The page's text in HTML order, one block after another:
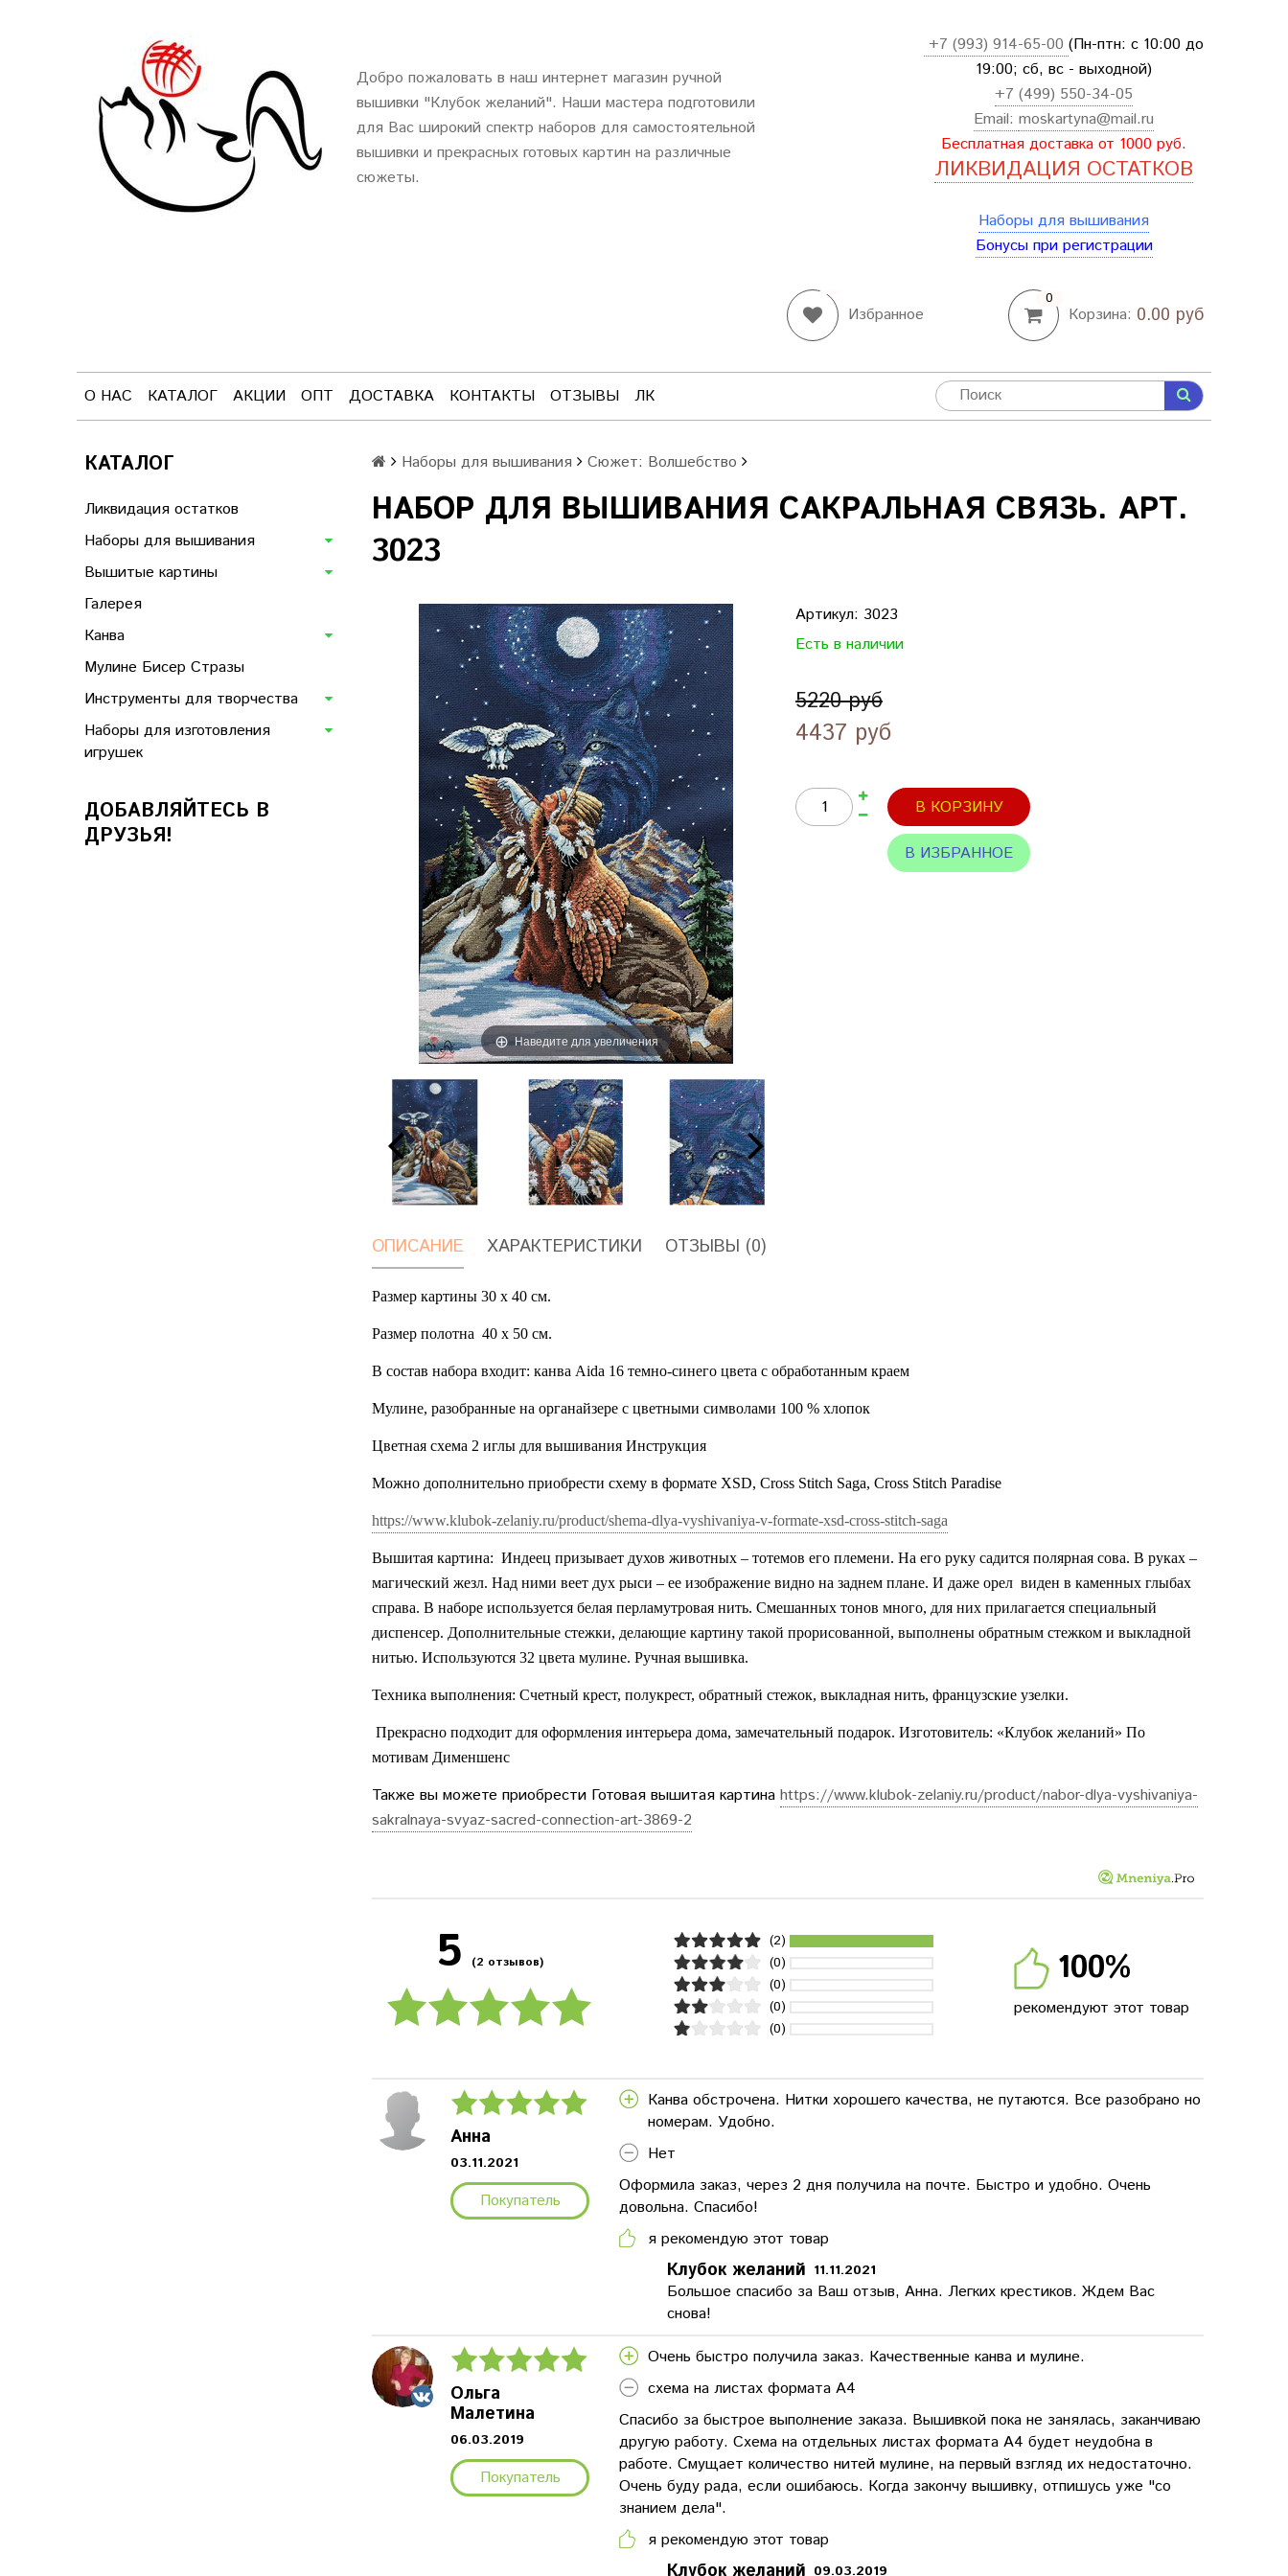
Добро пожаловать в наш интернет магазин ручной
вышивки "Клубок желаний". Наши мастера подготовили
для Вас широкий спектр наборов для самостоятельной
вышивки и прекрасных готовых картин на различные
сюжеты.
+7 (993) 914-65-00 (Пн-птн: с 10:00 до
19:00; сб, вс - выходной)
+7 (499) 550-34-05
Email: moskartyna@mail.ru
Бесплатная доставка от 1000 руб.
ЛИКВИДАЦИЯ ОСТАТКОВ
Наборы для вышивания
Бонусы при регистрации
Избранное
0
Корзина: 0.00 руб
О НАС КАТАЛОГ АКЦИИ ОПТ ДОСТАВКА КОНТАКТЫ ОТЗЫВЫ ЛК
КАТАЛОГ
Ликвидация остатков
Наборы для вышивания
Вышитые картины
Галерея
Канва
Мулине Бисер Стразы
Инструменты для творчества
Наборы для изготовления
игрушек
ДОБАВЛЯЙТЕСЬ В
ДРУЗЬЯ!
Наборы для вышивания Сюжет: Волшебство
НАБОР ДЛЯ ВЫШИВАНИЯ САКРАЛЬНАЯ СВЯЗЬ. АРТ.
3023
Наведите для увеличения
Артикул: 3023
Есть в наличии
5220 руб
4437 руб
В КОРЗИНУ
В ИЗБРАННОЕ
ОПИСАНИЕ ХАРАКТЕРИСТИКИ ОТЗЫВЫ (0)
Размер картины 30 х 40 см.
Размер полотна 40 х 50 см.
В состав набора входит: канва Aida 16 темно-синего цвета с обработанным краем
Мулине, разобранные на органайзере с цветными символами 100 % хлопок
Цветная схема 2 иглы для вышивания Инструкция
Можно дополнительно приобрести схему в формате XSD, Cross Stitch Saga, Cross Stitch Paradise
https://www.klubok-zelaniy.ru/product/shema-dlya-vyshivaniya-v-formate-xsd-cross-stitch-saga
Вышитая картина: Индеец призывает духов животных – тотемов его племени. На его руку садится полярная сова. В руках –
магический жезл. Над ними веет дух рыси – ее изображение видно на заднем плане. И даже орел виден в каменных глыбах
справа. В наборе используется белая перламутровая нить. Смешанных тонов много, для них прилагается специальный
диспенсер. Дополнительные стежки, делающие картину такой прорисованной, выполнены обратным стежком и выкладной
нитью. Используются 32 цвета мулине. Ручная вышивка.
Техника выполнения: Счетный крест, полукрест, обратный стежок, выкладная нить, французские узелки.
Прекрасно подходит для оформления интерьера дома, замечательный подарок. Изготовитель: «Клубок желаний» По
мотивам Дименшенс
Также вы можете приобрести Готовая вышитая картина https://www.klubok-zelaniy.ru/product/nabor-dlya-vyshivaniya-
sakralnaya-svyaz-sacred-connection-art-3869-2
5 (2 отзывов)
(2)
(0)
(0)
(0)
(0)
100%
рекомендуют этот товар
Анна
03.11.2021
Покупатель
Канва обстрочена. Нитки хорошего качества, не путаются. Все разобрано но
номерам. Удобно.
Нет
Оформила заказ, через 2 дня получила на почте. Быстро и удобно. Очень
довольна. Спасибо!
я рекомендую этот товар
Клубок желаний 11.11.2021
Большое спасибо за Ваш отзыв, Анна. Легких крестиков. Ждем Вас
снова!
Ольга
Малетина
06.03.2019
Покупатель
Очень быстро получила заказ. Качественные канва и мулине.
схема на листах формата А4
Спасибо за быстрое выполнение заказа. Вышивкой пока не занялась, заканчиваю
другую работу. Схема на отдельных листах формата А4 будет неудобна в
работе. Смущает количество нитей мулине, на первый взгляд их недостаточно.
Очень буду рада, если ошибаюсь. Когда закончу вышивку, отпишусь уже "со
знанием дела".
я рекомендую этот товар
09.03.2019